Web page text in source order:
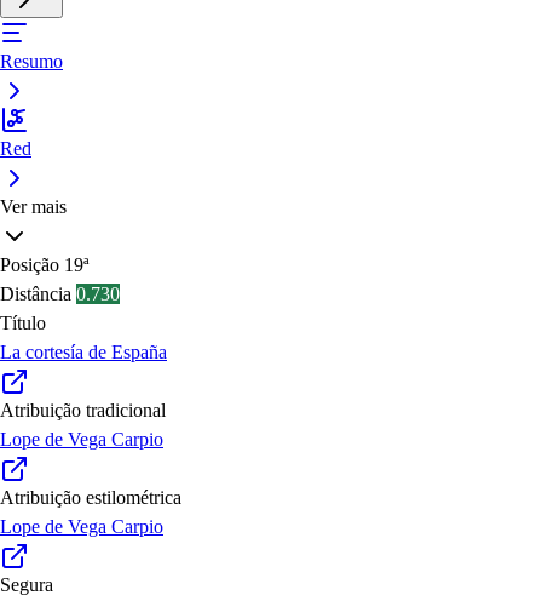
Resumo
Red
Ver mais
Posição 19ª
Distância 0.730
Título
La cortesía de España
Atribuição tradicional
Lope de Vega Carpio
Atribuição estilométrica
Lope de Vega Carpio
Segura